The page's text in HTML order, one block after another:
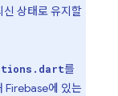
신 상태로 유지할
를
Firebase에 있는